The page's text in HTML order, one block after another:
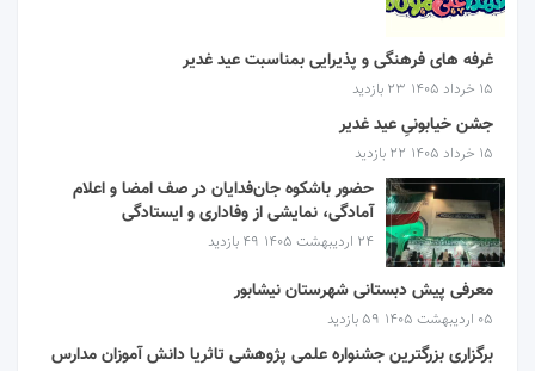
غرفه های فرهنگی و پذیرایی بمناسبت عید غدیر
۱۵ خرداد ۱۴۰۵ 23 بازدید
جشن خیابونیِ عید غدیر
۱۵ خرداد ۱۴۰۵ 22 بازدید
حضور باشکوه جان‌فدایان در صف امضا و اعلام
آمادگی، نمایشی از وفاداری و ایستادگی
۲۴ اردیبهشت ۱۴۰۵ 49 بازدید
معرفی پیش دبستانی شهرستان نیشابور
۰۵ اردیبهشت ۱۴۰۵ 59 بازدید
برگزاری بزرگترین جشنواره علمی پژوهشی تاثریا دانش آموزان مدارس